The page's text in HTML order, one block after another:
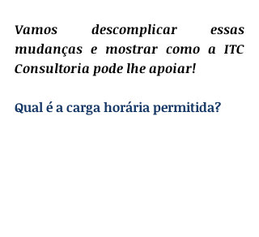
Vamos descomplicar essas
mudanças e mostrar como a ITC
Consultoria pode lhe apoiar!
Qual é a carga horária permitida?